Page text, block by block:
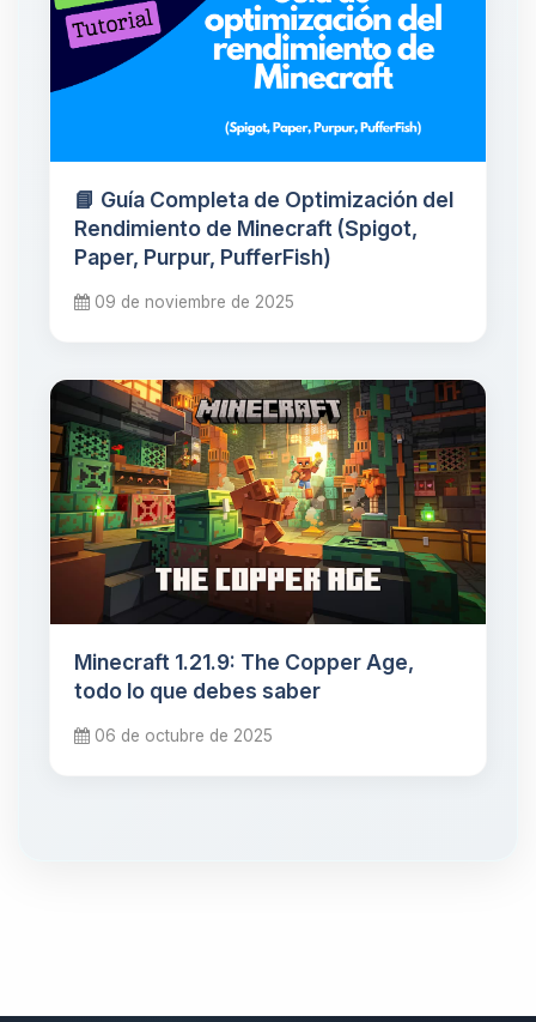
📘 Guía Completa de Optimización del
Rendimiento de Minecraft (Spigot,
Paper, Purpur, PufferFish)
09 de noviembre de 2025
Minecraft 1.21.9: The Copper Age,
todo lo que debes saber
06 de octubre de 2025